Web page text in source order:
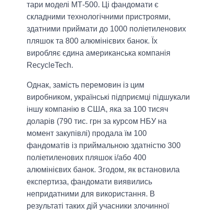
тари моделі МТ-500. Ці фандомати є
складними технологічними пристроями,
здатними приймати до 1000 поліетиленових
пляшок та 800 алюмінієвих банок. Їх
виробляє єдина американська компанія
RecycleTech.
Однак, замість перемовин із цим
виробником, українські підприємці підшукали
іншу компанію в США, яка за 100 тисяч
доларів (790 тис. грн за курсом НБУ на
момент закупівлі) продала їм 100
фандоматів із приймальною здатністю 300
поліетиленових пляшок і/або 400
алюмінієвих банок. Згодом, як встановила
експертиза, фандомати виявились
непридатними для використання. В
результаті таких дій учасники злочинної